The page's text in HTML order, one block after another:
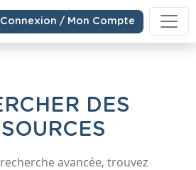
Connexion / Mon Compte
DES
avancée, trouvez